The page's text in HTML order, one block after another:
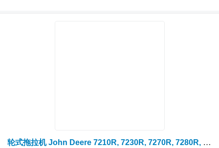
轮式拖拉机 John Deere 7210R, 7230R, 7270R, 7280R, 7310R, 8120, 8220, 8320, 8420, 8520, 8130, 8225R, 8330, 8430, 的 半轴 John Deere 8430 R157062